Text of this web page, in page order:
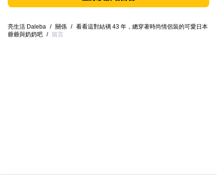
亮生活 Daleba / 關係 / 看看這對結褵 43 年，總穿著時尚情侶裝的可愛日本
爺爺與奶奶吧 / 留言